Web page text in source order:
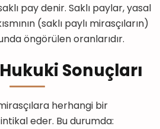
pay denir. Saklı paylar, yasal
(saklı paylı mirasçıların)
öngörülen oranlarıdır.
Sonuçları
herhangi bir
intikal eder. Bu durumda: